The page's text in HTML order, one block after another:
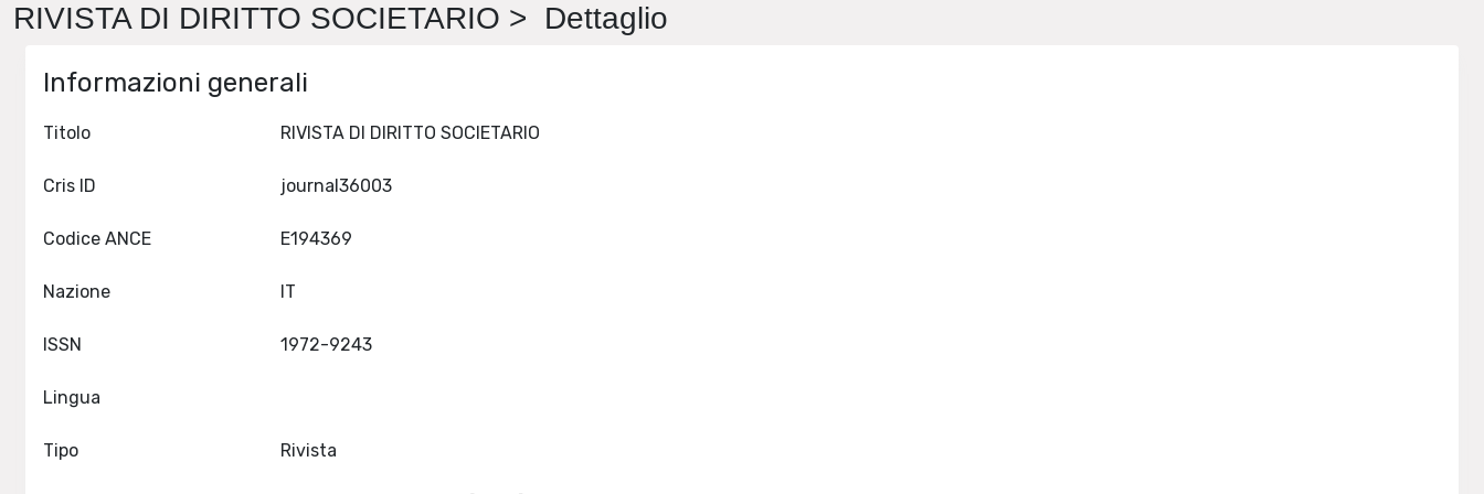
RIVISTA DI DIRITTO SOCIETARIO > Dettaglio
Informazioni generali
Titolo
Cris ID
Codice ANCE
Nazione
ISSN
Lingua
Tipo Rivista